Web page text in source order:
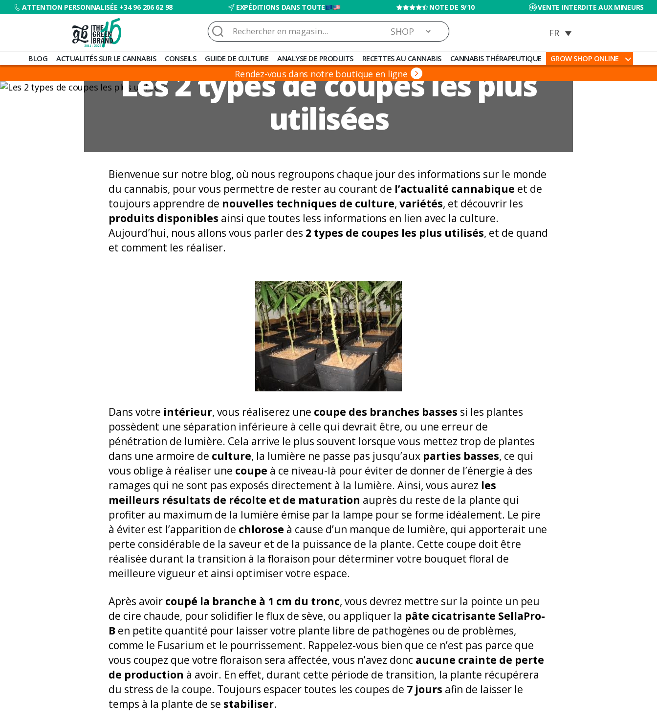
ATTENTION PERSONNALISÉE +34 96 206 62 98 EXPÉDITIONS DANS TOUTE NOTE DE 9/10 VENTE INTERDITE AUX MINEURS
Blog
de
Barato
Rechercher :
BLOG ACTUALITÉS SUR LE CANNABIS CONSEILS GUIDE DE CULTURE ANALYSE DE PRODUITS RECETTES AU CANNABIS CANNABIS THÉRAPEUTIQUE GROW SHOP ONLINE
Rendez-vous dans notre boutique en ligne
Les 2 types de coupes les plus
utilisées
Bienvenue sur notre blog, où nous regroupons chaque jour des informations sur le monde
du cannabis, pour vous permettre de rester au courant de l’actualité cannabique et de
toujours apprendre de nouvelles techniques de culture, variétés, et découvrir les
produits disponibles ainsi que toutes less informations en lien avec la culture.
Aujourd’hui, nous allons vous parler des 2 types de coupes les plus utilisés, et de quand
et comment les réaliser.
Dans votre intérieur, vous réaliserez une coupe des branches basses si les plantes
possèdent une séparation inférieure à celle qui devrait être, ou une erreur de
pénétration de lumière. Cela arrive le plus souvent lorsque vous mettez trop de plantes
dans une armoire de culture, la lumière ne passe pas jusqu’aux parties basses, ce qui
vous oblige à réaliser une coupe à ce niveau-là pour éviter de donner de l’énergie à des
ramages qui ne sont pas exposés directement à la lumière. Ainsi, vous aurez les
meilleurs résultats de récolte et de maturation auprès du reste de la plante qui
profiter au maximum de la lumière émise par la lampe pour se forme idéalement. Le pire
à éviter est l’apparition de chlorose à cause d’un manque de lumière, qui apporterait une
perte considérable de la saveur et de la puissance de la plante. Cette coupe doit être
réalisée durant la transition à la floraison pour déterminer votre bouquet floral de
meilleure vigueur et ainsi optimiser votre espace.
Après avoir coupé la branche à 1 cm du tronc, vous devrez mettre sur la pointe un peu
de cire chaude, pour solidifier le flux de sève, ou appliquer la pâte cicatrisante SellaPro-
B en petite quantité pour laisser votre plante libre de pathogènes ou de problèmes,
comme le Fusarium et le pourrissement. Rappelez-vous bien que ce n’est pas parce que
vous coupez que votre floraison sera affectée, vous n’avez donc aucune crainte de perte
de production à avoir. En effet, durant cette période de transition, la plante récupérera
du stress de la coupe. Toujours espacer toutes les coupes de 7 jours afin de laisser le
temps à la plante de se stabiliser.